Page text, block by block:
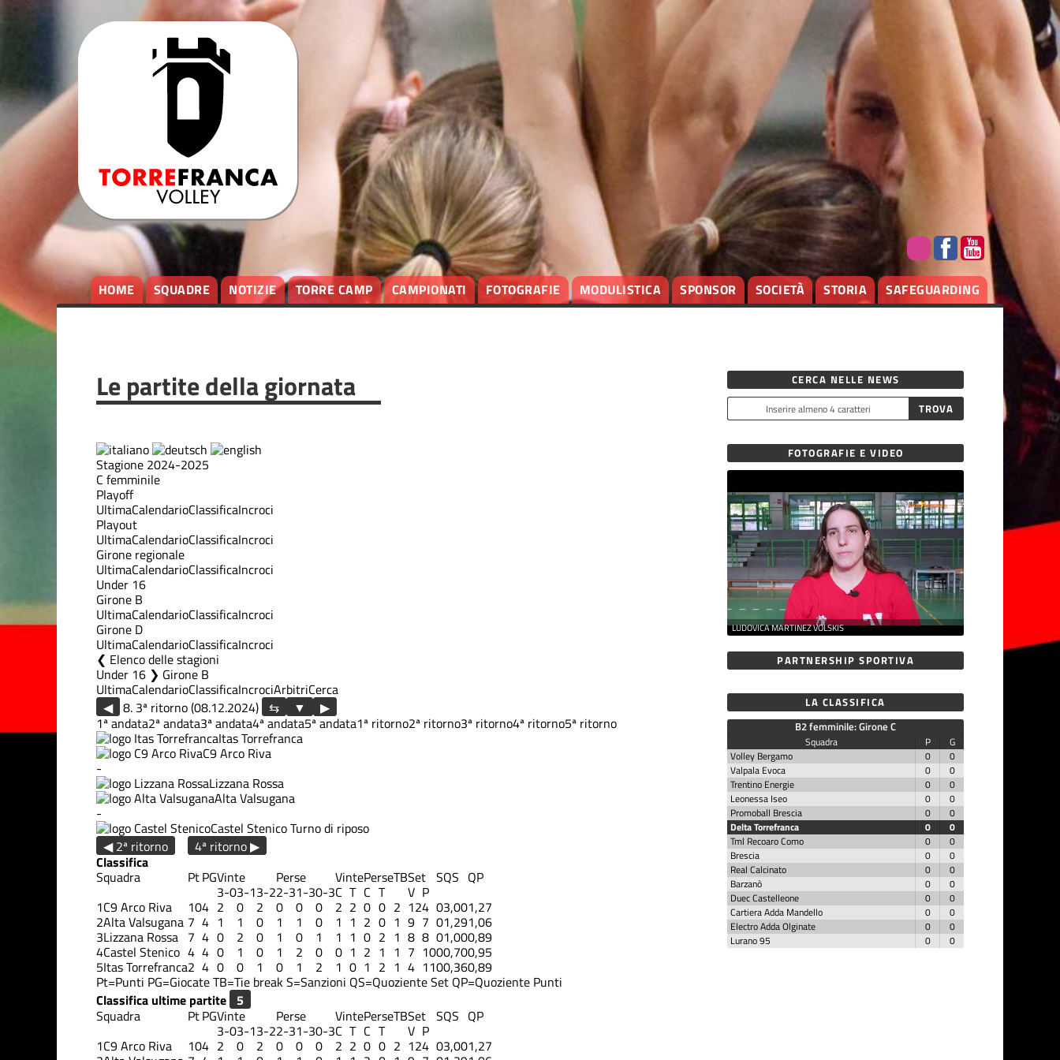
HOME SQUADRE NOTIZIE TORRE CAMP CAMPIONATI FOTOGRAFIE MODULISTICA SPONSOR SOCIETÀ STORIA SAFEGUARDING
Le partite della giornata
Stagione 2024-2025
C femminile
Playoff
UltimaCalendarioClassificaIncroci
Playout
UltimaCalendarioClassificaIncroci
Girone regionale
UltimaCalendarioClassificaIncroci
Under 16
Girone B
UltimaCalendarioClassificaIncroci
Girone D
UltimaCalendarioClassificaIncroci
Elenco delle stagioni
Under 16 ❯ Girone B
UltimaCalendarioClassificaIncrociArbitriCerca
◀ 8. 3ª ritorno (08.12.2024)
▶
1ª andata2ª andata3ª andata4ª andata5ª andata1ª ritorno2ª ritorno3ª ritorno4ª ritorno5ª ritorno
Itas Torrefranca
C9 Arco Riva
-
Lizzana Rossa
Alta Valsugana
-
Castel StenicoTurno di riposo
◀ 2ª ritorno
4ª ritorno ▶
Classifica
Squadra PtPGVinte Perse VintePerseTBSet SQS QP
3-03-13-22-31-30-3C T C T V P
1C9 Arco Riva 104 2 0 2 0 0 0 2 2 0 0 2 124 03,001,27
2Alta Valsugana 7 4 1 1 0 1 1 0 1 1 2 0 1 9 7 01,291,06
3Lizzana Rossa 7 4 0 2 0 1 0 1 1 1 0 2 1 8 8 01,000,89
4Castel Stenico 4 4 0 1 0 1 2 0 0 1 2 1 1 7 1000,700,95
5Itas Torrefranca2 4 0 0 1 0 1 2 1 0 1 2 1 4 1100,360,89
Pt=Punti PG=GiocateTB=Tie breakS=Sanzioni QS=Quoziente Set QP=Quoziente Punti
Classifica ultime partite
Squadra
PtPGVinte Perse VintePerseTBSet SQS QP
3-03-13-22-31-30-3C T C T V P
1C9 Arco Riva 104 2 0 2 0 0 0 2 2 0 0 2 124 03,001,27
CERCA NELLE NEWS
FOTOGRAFIE E VIDEO
LUDOVICA MARTINEZ VOLSKIS
PARTNERSHIP SPORTIVA
LA CLASSIFICA
B2 femminile: Girone C
Squadra P
G
Volley Bergamo
0
0
Valpala Evoca
0
0
Trentino Energie
0
0
Leonessa Iseo
0
0
Promoball Brescia
0
0
Delta Torrefranca
0
0
Tml Recoaro Como
0
0
Brescia
0
0
Real Calcinato
0
0
Barzanò
0
0
Duec Castelleone
0
0
Cartiera Adda Mandello
0
0
Electro Adda Olginate
0
0
Lurano 95
0 0